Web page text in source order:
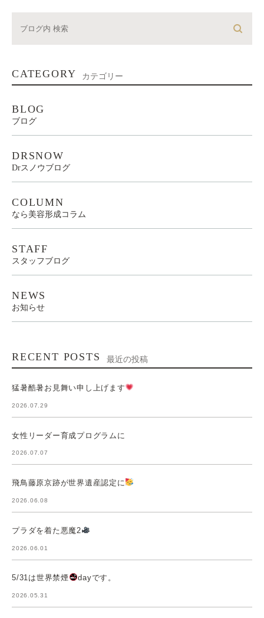
CATEGORY カテゴリー
BLOG
ブログ
DRSNOW
Drスノウブログ
COLUMN
なら美容形成コラム
STAFF
スタッフブログ
NEWS
お知らせ
RECENT POSTS 最近の投稿
猛暑酷暑お見舞い申し上げます
2026.07.29
女性リーダー育成プログラムに
2026.07.07
飛鳥藤原京跡が世界遺産認定に
2026.06.08
プラダを着た悪魔2
2026.06.01
5/31は世界禁煙 dayです。
2026.05.31